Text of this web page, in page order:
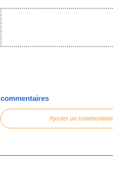
commentaires
Ajouter un commentaire